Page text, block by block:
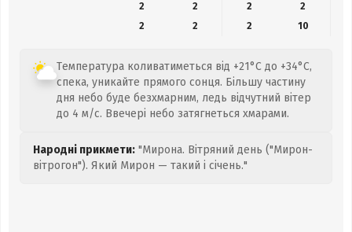
2
2 2
2
2
2 2 10
Температура коливатиметься від +21°C до +34°C,
спека, уникайте прямого сонця. Більшу частину
дня небо буде безхмарним, ледь відчутний вітер
до 4 м/с. Ввечері небо затягнеться хмарами.
Народні прикмети: "Мирона. Вітряний день ("Мирон-
вітрогон"). Який Мирон — такий і січень."